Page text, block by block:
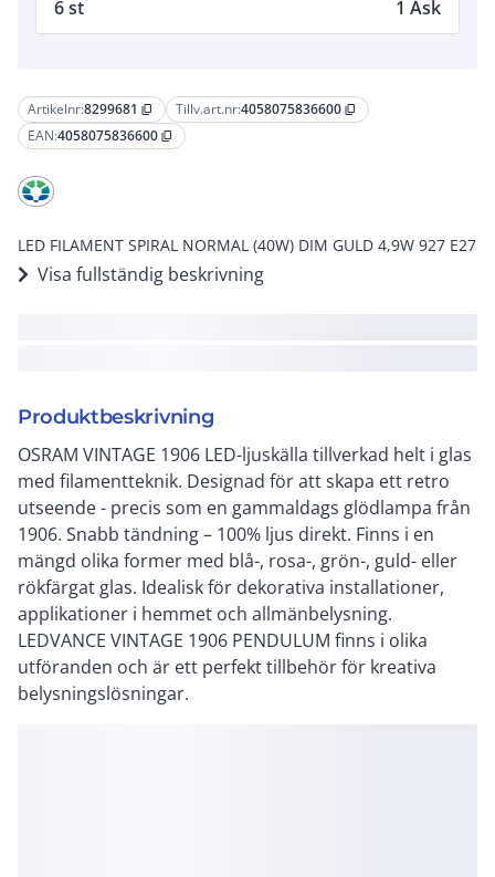
Artikelnr:8299681 content_copy Tillv.art.nr:4058075836600 content_copy
EAN:4058075836600 content_copy
LED FILAMENT SPIRAL NORMAL (40W) DIM GULD 4,9W 927 E27
Visa fullständig beskrivning
Produktbeskrivning
OSRAM VINTAGE 1906 LED-ljuskälla tillverkad helt i glas
med filamentteknik. Designad för att skapa ett retro
utseende - precis som en gammaldags glödlampa från
1906. Snabb tändning – 100% ljus direkt. Finns i en
mängd olika former med blå-, rosa-, grön-, guld- eller
rökfärgat glas. Idealisk för dekorativa installationer,
applikationer i hemmet och allmänbelysning.
LEDVANCE VINTAGE 1906 PENDULUM finns i olika
utföranden och är ett perfekt tillbehör för kreativa
belysningslösningar.
6 st 1 Ask